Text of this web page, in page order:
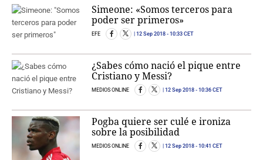
Simeone: «Somos terceros para
poder ser primeros»
EFE 12 Sep 2018 - 10:33 CET
¿Sabes cómo nació el pique entre
Cristiano y Messi?
MEDIOS ONLINE 12 Sep 2018 - 10:36 CET
Pogba quiere ser culé e ironiza
sobre la posibilidad
MEDIOS ONLINE 12 Sep 2018 - 10:41 CET